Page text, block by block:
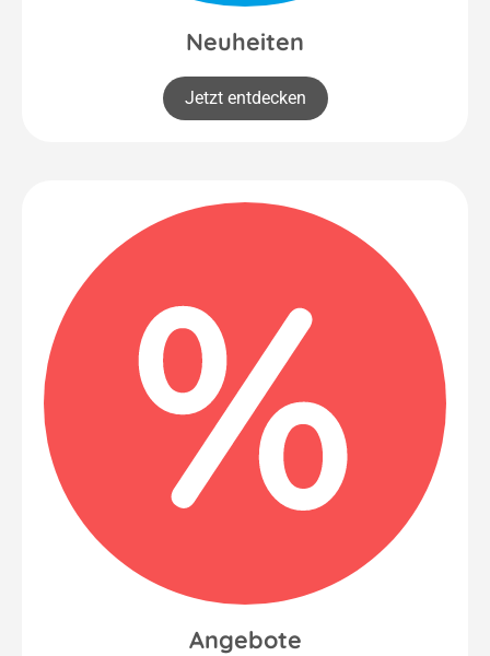
Neuheiten
Jetzt entdecken
Angebote